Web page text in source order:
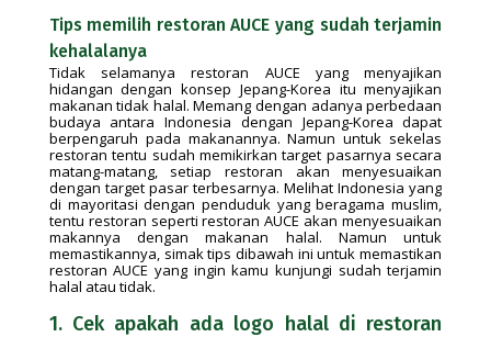
Tips memilih restoran AUCE yang sudah terjamin
kehalalanya
Tidak selamanya restoran AUCE yang menyajikan
hidangan dengan konsep Jepang-Korea itu menyajikan
makanan tidak halal. Memang dengan adanya perbedaan
budaya antara Indonesia dengan Jepang-Korea dapat
berpengaruh pada makanannya. Namun untuk sekelas
restoran tentu sudah memikirkan target pasarnya secara
matang-matang, setiap restoran akan menyesuaikan
dengan target pasar terbesarnya. Melihat Indonesia yang
di mayoritasi dengan penduduk yang beragama muslim,
tentu restoran seperti restoran AUCE akan menyesuaikan
makannya dengan makanan halal. Namun untuk
memastikannya, simak tips dibawah ini untuk memastikan
restoran AUCE yang ingin kamu kunjungi sudah terjamin
halal atau tidak.
1. Cek apakah ada logo halal di restoran